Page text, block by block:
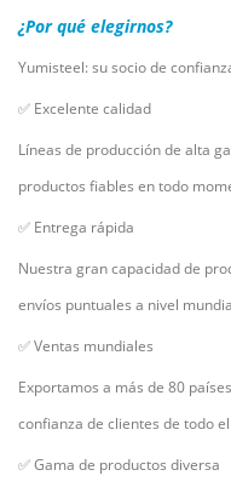
¿Por qué elegirnos?
Yumisteel: su socio de
✅ Excelente calidad
Líneas de producción de alta
productos fiables en todo
✅ Entrega rápida
Nuestra gran capacidad de
envíos puntuales a nivel
✅Ventas mundiales
Exportamos a más de 80
confianza de clientes de todo
✅Gama de productos diversa